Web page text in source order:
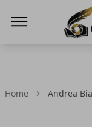
Home Andrea